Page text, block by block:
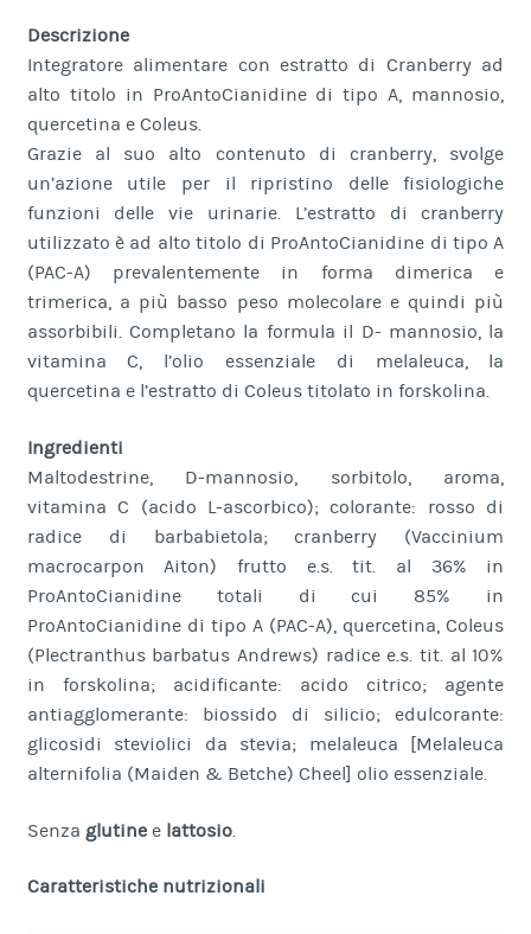
Descrizione
Integratore alimentare con estratto di Cranberry ad
alto titolo in ProAntoCianidine di tipo A, mannosio,
quercetina e Coleus.
Grazie al suo alto contenuto di cranberry, svolge
un’azione utile per il ripristino delle fisiologiche
funzioni delle vie urinarie. L’estratto di cranberry
utilizzato è ad alto titolo di ProAntoCianidine di tipo A
(PAC-A) prevalentemente in forma dimerica e
trimerica, a più basso peso molecolare e quindi più
assorbibili. Completano la formula il D- mannosio, la
vitamina C, l’olio essenziale di melaleuca, la
quercetina e l’estratto di Coleus titolato in forskolina.
Ingredienti
Maltodestrine, D-mannosio, sorbitolo, aroma,
vitamina C (acido L-ascorbico); colorante: rosso di
radice di barbabietola; cranberry (Vaccinium
macrocarpon Aiton) frutto e.s. tit. al 36% in
ProAntoCianidine totali di cui 85% in
ProAntoCianidine di tipo A (PAC-A), quercetina, Coleus
(Plectranthus barbatus Andrews) radice e.s. tit. al 10%
in forskolina; acidificante: acido citrico; agente
antiagglomerante: biossido di silicio; edulcorante:
glicosidi steviolici da stevia; melaleuca [Melaleuca
alternifolia (Maiden & Betche) Cheel] olio essenziale.
Senza glutinee lattosio.
Caratteristiche nutrizionali